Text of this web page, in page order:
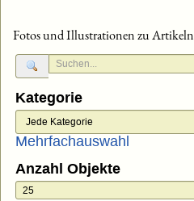
Fotos und Illustrationen zu Artikeln
Kategorie
Mehrfachauswahl
Anzahl Objekte